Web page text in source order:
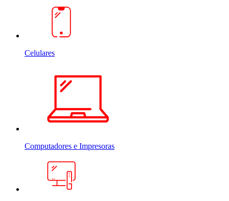
Celulares
Computadores e Impresoras